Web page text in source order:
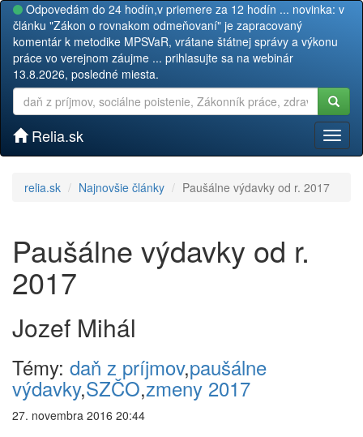
Odpovedám do 24 hodín,v priemere za 12 hodín ... novinka: v
článku "Zákon o rovnakom odmeňovaní" je zapracovaný
komentár k metodike MPSVaR, vrátane štátnej správy a výkonu
práce vo verejnom záujme ... prihlasujte sa na webinár
13.8.2026, posledné miesta.
Relia.sk
relia.sk Najnovšie články Paušálne výdavky od r. 2017
Paušálne výdavky od r.
2017
Jozef Mihál
Témy: daň z príjmov,paušálne
výdavky,SZČO,zmeny 2017
27. novembra 2016 20:44